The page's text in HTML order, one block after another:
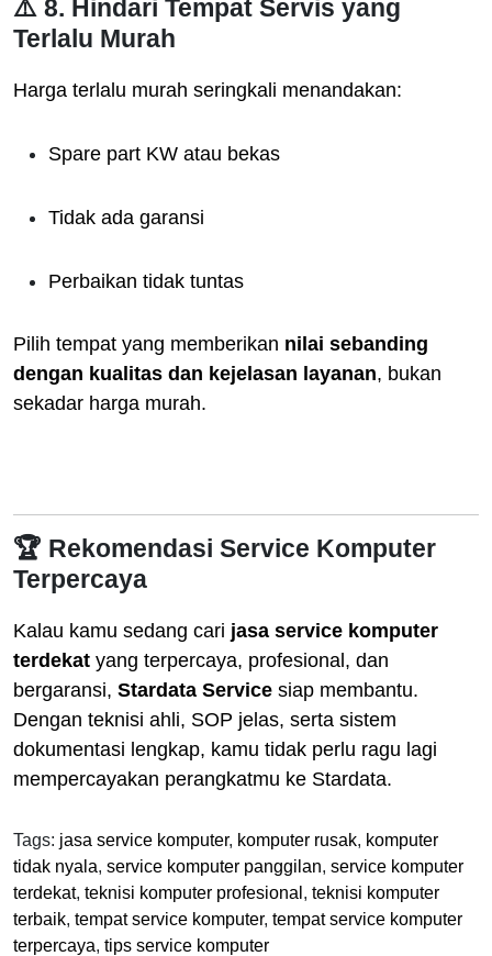
⚠️ 8. Hindari Tempat Servis yang
Terlalu Murah
Harga terlalu murah seringkali menandakan:
Spare part KW atau bekas
Tidak ada garansi
Perbaikan tidak tuntas
Pilih tempat yang memberikan nilai sebanding
dengan kualitas dan kejelasan layanan, bukan
sekadar harga murah.
🏆 Rekomendasi Service Komputer
Terpercaya
Kalau kamu sedang cari jasa service komputer
terdekat yang terpercaya, profesional, dan
bergaransi, Stardata Service siap membantu.
Dengan teknisi ahli, SOP jelas, serta sistem
dokumentasi lengkap, kamu tidak perlu ragu lagi
mempercayakan perangkatmu ke Stardata.
Tags: jasa service komputer, komputer rusak, komputer
tidak nyala, service komputer panggilan, service komputer
terdekat, teknisi komputer profesional , teknisi komputer
terbaik, tempat service komputer, tempat service komputer
terpercaya, tips service komputer